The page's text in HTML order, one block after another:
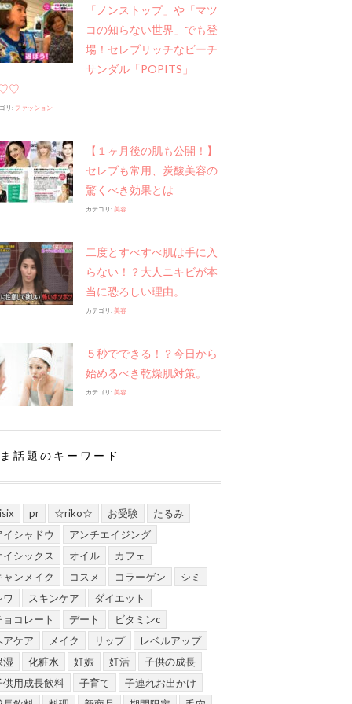
「ノンストップ」や​「マツ
コの知らない世界」でも登
場！セレブリッチなビーチ
サンダル「POPITS」
リ: ファッション
【１ヶ月後の肌も公開！】
セレブも常用、炭酸美容の
驚くべき効果とは
カテゴリ: 美容
二度とすべすべ肌は手に入
らない！？大人ニキビが本
当に恐ろしい理由。
カテゴリ: 美容
５秒でできる！？今日から
始めるべき乾燥肌対策。
カテゴリ: 美容
話題のキーワード
pr ☆riko☆ お受験
たるみ
イシャドウ
アンチエイジング
イシックス
オイル
カフェ
ャンメイク
コスメ コラーゲン
シミ
ワ
スキンケア
ダイエット
ョコレート
デート
ビタミンc
アケア
メイク リップ
レベルアップ
湿
化粧水 妊娠 妊活
子供の成長
供用成長飲料
子育て
子連れお出かけ